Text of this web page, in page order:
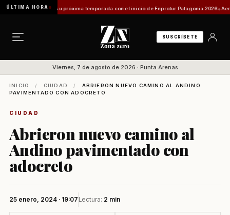
ÚLTIMA HORA
proyecta su próxima temporada con el inicio de Enprotur Patagonia 2026 Aeródromo
SUSCRÍBETE
Viernes, 7 de agosto de 2026 · Punta Arenas
INICIO / CIUDAD /
ABRIERON NUEVO CAMINO AL ANDINO
PAVIMENTADO CON ADOCRETO
CIUDAD
Abrieron nuevo camino al
Andino pavimentado con
adocreto
25 enero, 2024 · 19:07 Lectura: 2 min